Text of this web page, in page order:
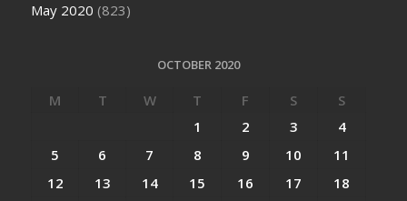
May 2020 (823)
OCTOBER 2020
M T W T F S
S
1
2 3
4
5
6 7 8 9 10
11
12
13 14 15 16 17 18